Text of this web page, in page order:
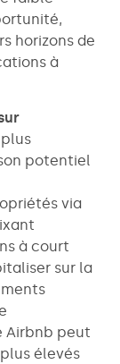
horizons de
à
plus
potentiel
via
à court
sur la
Airbnb peut
élevés